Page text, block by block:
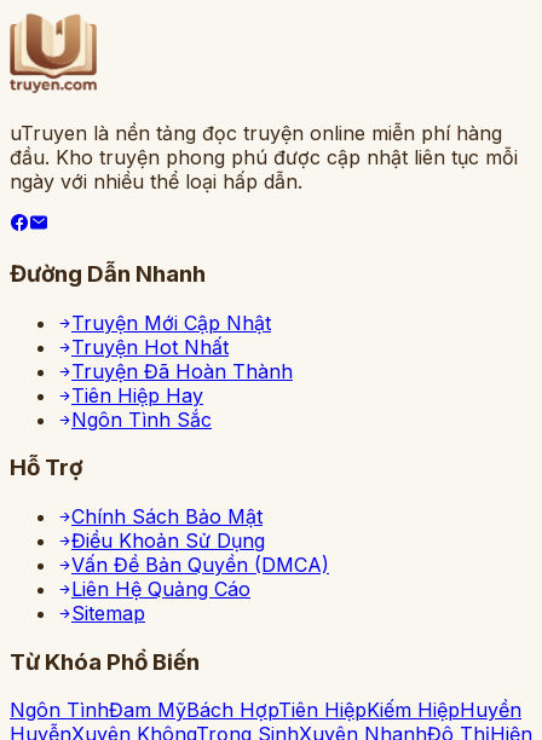
uTruyen là nền tảng đọc truyện online miễn phí hàng
đầu. Kho truyện phong phú được cập nhật liên tục mỗi
ngày với nhiều thể loại hấp dẫn.
Đường Dẫn Nhanh
Truyện Mới Cập Nhật
Truyện Hot Nhất
Truyện Đã Hoàn Thành
Tiên Hiệp Hay
Ngôn Tình Sắc
Hỗ Trợ
Chính Sách Bảo Mật
Điều Khoản Sử Dụng
Vấn Đề Bản Quyền (DMCA)
Liên Hệ Quảng Cáo
Sitemap
Từ Khóa Phổ Biến
Ngôn TìnhĐam MỹBách HợpTiên HiệpKiếm HiệpHuyền
HuyễnXuyên KhôngTrọng SinhXuyên NhanhĐô ThịHiện